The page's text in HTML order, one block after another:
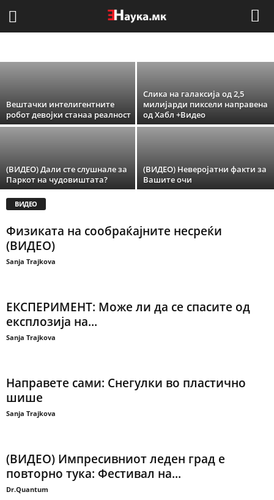
Научници создадоа лабораториски
модел на „бомба од црна дупка“
Вештачки интелигентните
робот девојки станаа реалност
Слика на галаксија од 2,5
милијарди пиксели направена
од Хабл +Видео
(ВИДЕО) Дали сте слушнале за
Паркот на чудовиштата?
(ВИДЕО) Неверојатни факти за
Вашите очи
ВИДЕО
Физиката на сообраќајните несреќи
(ВИДЕО)
Sanja Trajkova
ЕКСПЕРИМЕНТ: Може ли да се спасите од
експлозија на...
Sanja Trajkova
Направете сами: Снегулки во пластично
шише
Sanja Trajkova
(ВИДЕО) Импресивниот леден град е
повторно тука: Фестивал на...
Dr.Quantum